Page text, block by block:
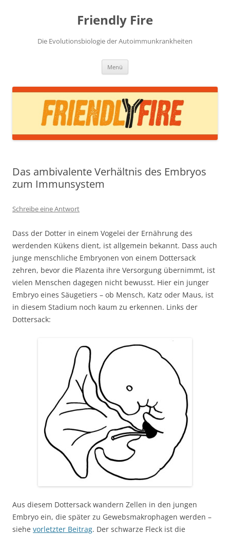
Friendly Fire
Die Evolutionsbiologie der Autoimmunkrankheiten
Menü
Das ambivalente Verhältnis des Embryos
zum Immunsystem
Schreibe eine Antwort
Dass der Dotter in einem Vogelei der Ernährung des
werdenden Kükens dient, ist allgemein bekannt. Dass auch
junge menschliche Embryonen von einem Dottersack
zehren, bevor die Plazenta ihre Versorgung übernimmt, ist
vielen Menschen dagegen nicht bewusst. Hier ein junger
Embryo eines Säugetiers – ob Mensch, Katz oder Maus, ist
in diesem Stadium noch kaum zu erkennen. Links der
Dottersack:
Aus diesem Dottersack wandern Zellen in den jungen
Embryo ein, die später zu Gewebsmakrophagen werden –
siehe vorletzter Beitrag. Der schwarze Fleck ist die